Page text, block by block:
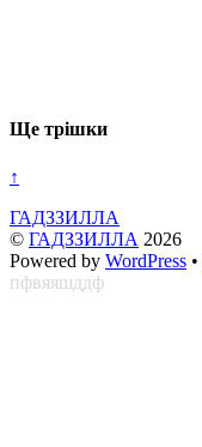
Ще трішки
↑
ГАДЗЗИЛЛА
© ГАДЗЗИЛЛА 2026
Powered by WordPress •
пфвяяшддф